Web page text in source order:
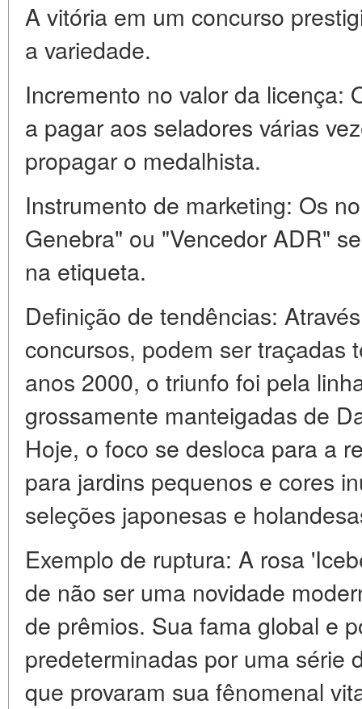
A vitória em um concurso
a variedade.
Incremento no valor da licença:
a pagar aos seladores várias
propagar o medalhista.
Instrumento de marketing: Os
Genebra" ou "Vencedor ADR"
na etiqueta.
Definição de tendências:
concursos, podem ser traçadas
anos 2000, o triunfo foi pela
grossamente manteigadas de
Hoje, o foco se desloca para a
para jardins pequenos e cores
seleções japonesas e
Exemplo de ruptura: A rosa
de não ser uma novidade
de prêmios. Sua fama global e
predeterminadas por uma série
que provaram sua fênomenal